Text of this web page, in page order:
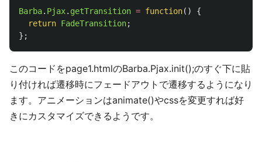
Barba. Pjax. getTransition = function()
{
return FadeTransition;
};
このコードをpage1.htmlのBarba.Pjax.init();のすぐ下に貼
り付ければ遷移時にフェードアウトで遷移するようになり
ます。アニメーションはanimate()やcssを変更すれば好
きにカスタマイズできるようです。